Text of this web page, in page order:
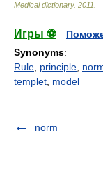
Medical dictionary. 2011
Игры ⚽
Synonyms:
Rule principle
templet model
norm